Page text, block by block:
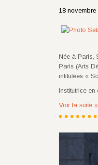
18 novembre
Née à Paris,
Paris (Arts
intitulées «
Institutrice
Voir la suite »